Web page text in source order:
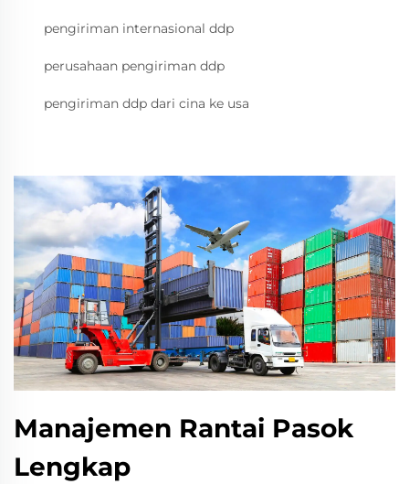
pengiriman internasional ddp
perusahaan pengiriman ddp
pengiriman ddp dari cina ke usa
Manajemen Rantai Pasok
Lengkap